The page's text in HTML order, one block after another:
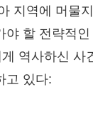
지역에 머물
야 할 전략적인
역사하신 사
고 있다: